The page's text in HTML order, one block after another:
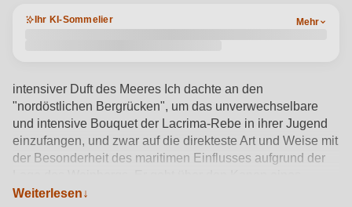
Ihr KI-Sommelier Mehr
intensiver Duft des Meeres Ich dachte an den
"nordöstlichen Bergrücken", um das unverwechselbare
und intensive Bouquet der Lacrima-Rebe in ihrer Jugend
einzufangen, und zwar auf die direkteste Art und Weise mit
der Besonderheit des maritimen Einflusses aufgrund der
traditionellen Rotweins hinaus, um in das Konzept eines
Weiterlesen